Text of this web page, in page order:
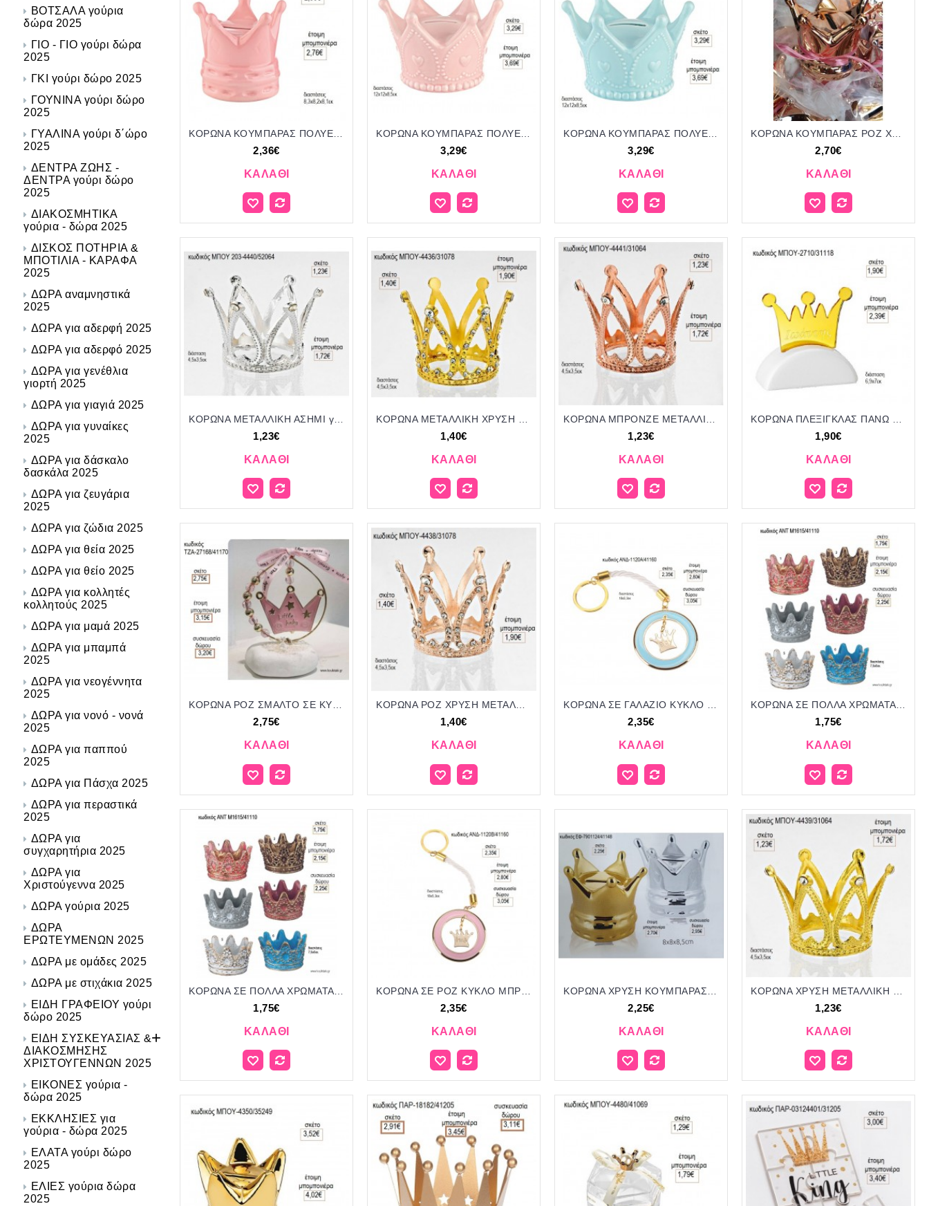
ΒΟΤΣΑΛΑ γούρια
δώρα 2025
ΓΙΟ - ΓΙΟ γούρι δώρα
2025
ΓΚΙ γούρι δώρο 2025
ΓΟΥΝΙΝΑ γούρι δώρο
2025
ΓΥΑΛΙΝΑ γούρι δ΄ώρο
2025
ΔΕΝΤΡΑ ΖΩΗΣ -
ΔΕΝΤΡΑ γούρι δώρο
2025
ΔΙΑΚΟΣΜΗΤΙΚΑ
γούρια - δώρα 2025
ΔΙΣΚΟΣ ΠΟΤΗΡΙΑ &
ΜΠΟΤΙΛΙΑ - ΚΑΡΑΦΑ
2025
ΔΩΡΑ αναμνηστικά
2025
ΔΩΡΑ για αδερφή 2025
ΔΩΡΑ για αδερφό 2025
ΔΩΡΑ για γενέθλια
γιορτή 2025
ΔΩΡΑ για γιαγιά 2025
ΔΩΡΑ για γυναίκες
2025
ΔΩΡΑ για δάσκαλο
δασκάλα 2025
ΔΩΡΑ για ζευγάρια
2025
ΔΩΡΑ για ζώδια 2025
ΔΩΡΑ για θεία 2025
ΔΩΡΑ για θείο 2025
ΔΩΡΑ για κολλητές
κολλητούς 2025
ΔΩΡΑ για μαμά 2025
ΔΩΡΑ για μπαμπά
2025
ΔΩΡΑ για νεογέννητα
2025
ΔΩΡΑ για νονό - νονά
2025
ΔΩΡΑ για παππού
2025
ΔΩΡΑ για Πάσχα 2025
ΔΩΡΑ για περαστικά
2025
ΔΩΡΑ για
συγχαρητήρια 2025
ΔΩΡΑ για
Χριστούγεννα 2025
ΔΩΡΑ γούρια 2025
ΔΩΡΑ
ΕΡΩΤΕΥΜΕΝΩΝ 2025
ΔΩΡΑ με ομάδες 2025
ΔΩΡΑ με στιχάκια 2025
ΕΙΔΗ ΓΡΑΦΕΙΟΥ γούρι
δώρο 2025
ΕΙΔΗ ΣΥΣΚΕΥΑΣΙΑΣ &
ΔΙΑΚΟΣΜΗΣΗΣ
ΧΡΙΣΤΟΥΓΕΝΝΩΝ 2025
+
ΕΙΚΟΝΕΣ γούρια -
δώρα 2025
ΕΚΚΛΗΣΙΕΣ για
γούρια - δώρα 2025
ΕΛΑΤΑ γούρι δώρο
2025
ΕΛΙΕΣ γούρια δώρα
2025
ΚΟΡΩΝΑ ΚΟΥΜΠΑΡΑΣ ΠΟΛΥΕΣΤΕΡΙΚΟΣ ΡΟΖ για μπομπονιέρες γούρι δώρο ΑΝΤ-11983/12155 2.36€!!!
2,36€
ΚΑΛΆΘΙ
ΚΟΡΩΝΑ ΚΟΥΜΠΑΡΑΣ ΠΟΛΥΕΣΤΕΡΙΚΟΣ ΡΟΖ ΓΥΑΛΙ για μπομπονιέρες γούρι δώρο ΑΝΤ-11952/12230 3.29€!!!
3,29€
ΚΑΛΆΘΙ
ΚΟΡΩΝΑ ΚΟΥΜΠΑΡΑΣ ΠΟΛΥΕΣΤΕΡΙΚΟΣ ΣΙΕΛ ΓΥΑΛΙ για μπομπονιέρες γούρι δώρο ΑΝΤ-11953/12230 3.29€!!!
3,29€
ΚΑΛΆΘΙ
ΚΟΡΩΝΑ ΚΟΥΜΠΑΡΑΣ ΡΟΖ ΧΡΥΣΟ για μπομπονιέρες ΕΦ-791268/99148 2.70€!!!
2,70€
ΚΑΛΆΘΙ
ΚΟΡΩΝΑ ΜΕΤΑΛΛΙΚΗ ΑΣΗΜΙ για μπομπονιέρες γούρι δώρο ΜΠΟΥ 203-4440/52064 1.23€!!!
1,23€
ΚΑΛΆΘΙ
ΚΟΡΩΝΑ ΜΕΤΑΛΛΙΚΗ ΧΡΥΣΗ για μπομπονιέρες γούρι δώρο ΜΠΟΥ-4436/31078 1.40€!!!
1,40€
ΚΑΛΆΘΙ
ΚΟΡΩΝΑ ΜΠΡΟΝΖΕ ΜΕΤΑΛΛΙΚΗ για μπομπονιέρες γούρι δώρο ΜΠΟΥ-4441/31064 1.23€!!!
1,23€
ΚΑΛΆΘΙ
ΚΟΡΩΝΑ ΠΛΕΞΙΓΚΛΑΣ ΠΑΝΩ ΣΕ ΚΕΡΑΜΙΚΟ ΒΡΑΧΑΚΙ για μπομπονιέρες γούρι δώρο ΜΠΟΥ-2710/31118 1.90€!!!
1,90€
ΚΑΛΆΘΙ
ΚΟΡΩΝΑ ΡΟΖ ΣΜΑΛΤΟ ΣΕ ΚΥΚΛΟ ΑΠΟ ΠΕΡΛΕΣ ΚΑΙ ΧΑΝΤΡΕΣ ΠΑΝΩ ΣΕ ΒΟΤΣΑΛΟ για μπομπονιέρες - δώρα πάρτυ - εορτών - γέννησης - γούρια - φτιάξτο μόνος σου ΤΖΑ-27168/41170 2.75€!!!
2,75€
ΚΑΛΆΘΙ
ΚΟΡΩΝΑ ΡΟΖ ΧΡΥΣΗ ΜΕΤΑΛΛΙΚΗ για μπομπονιέρες γούρι δώρο ΜΠΟΥ-4438/31078 1.40€!!!
1,40€
ΚΑΛΆΘΙ
ΚΟΡΩΝΑ ΣΕ ΓΑΛΑΖΙΟ ΚΥΚΛΟ ΜΠΡΕΛΟΚ ΜΕ ΚΟΡΔΟΝΙ για μπομπονιέρες γούρι δώρο ΑΝΔ-1120Α/41160 2.35€!!!
2,35€
ΚΑΛΆΘΙ
ΚΟΡΩΝΑ ΣΕ ΠΟΛΛΑ ΧΡΩΜΑΤΑ ΚΕΡΑΜΙΚΟ ΔΙΑΚΟΣΜΗΤΙΚΟ για μπομπονιέρες - δώρα πάρτυ - εορτών - γέννησης - γούρια - φτιάξτο μόνος σου ΑΝΤ-Μ1615/41110 1.75€!!!
1,75€
ΚΑΛΆΘΙ
ΚΟΡΩΝΑ ΣΕ ΠΟΛΛΑ ΧΡΩΜΑΤΑ ΚΕΡΑΜΙΚΟ ΔΙΑΚΟΣΜΗΤΙΚΟ για μπομπονιέρες - δώρα πάρτυ - εορτών - γέννησης - γούρια - φτιάξτο μόνος σου ΑΝΤ-Μ1615/41110 1.75€!!!
1,75€
ΚΑΛΆΘΙ
2,35€
ΚΑΛΆΘΙ
2,25€
ΚΑΛΆΘΙ
1,23€
ΚΑΛΆΘΙ